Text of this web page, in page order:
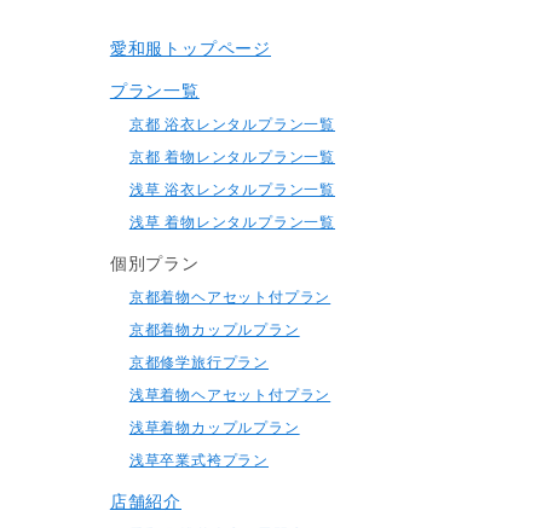
愛和服トップページ
プラン一覧
京都 浴衣レンタルプラン一覧
京都 着物レンタルプラン一覧
浅草 浴衣レンタルプラン一覧
浅草 着物レンタルプラン一覧
個別プラン
京都着物ヘアセット付プラン
京都着物カップルプラン
京都修学旅行プラン
浅草着物ヘアセット付プラン
浅草着物カップルプラン
浅草卒業式袴プラン
店舗紹介